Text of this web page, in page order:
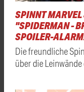
SPINNT
"SPIDERMAN -
SPOILER-
Die freundliche
über die